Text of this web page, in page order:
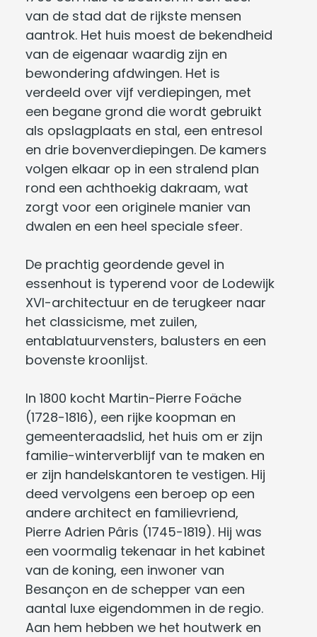
van de stad dat de rijkste mensen
aantrok. Het huis moest de bekendheid
van de eigenaar waardig zijn en
bewondering afdwingen. Het is
verdeeld over vijf verdiepingen, met
een begane grond die wordt gebruikt
als opslagplaats en stal, een entresol
en drie bovenverdiepingen. De kamers
volgen elkaar op in een stralend plan
rond een achthoekig dakraam, wat
zorgt voor een originele manier van
dwalen en een heel speciale sfeer.
De prachtig geordende gevel in
essenhout is typerend voor de Lodewijk
XVI-architectuur en de terugkeer naar
het classicisme, met zuilen,
entablatuurvensters, balusters en een
bovenste kroonlijst.
In 1800 kocht Martin-Pierre Foäche
(1728-1816), een rijke koopman en
gemeenteraadslid, het huis om er zijn
familie-winterverblijf van te maken en
er zijn handelskantoren te vestigen. Hij
deed vervolgens een beroep op een
andere architect en familievriend,
Pierre Adrien Pâris (1745-1819). Hij was
een voormalig tekenaar in het kabinet
van de koning, een inwoner van
Besançon en de schepper van een
aantal luxe eigendommen in de regio.
Aan hem hebben we het houtwerk en